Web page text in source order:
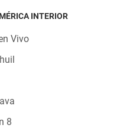
INTERIOR
Vivo
8